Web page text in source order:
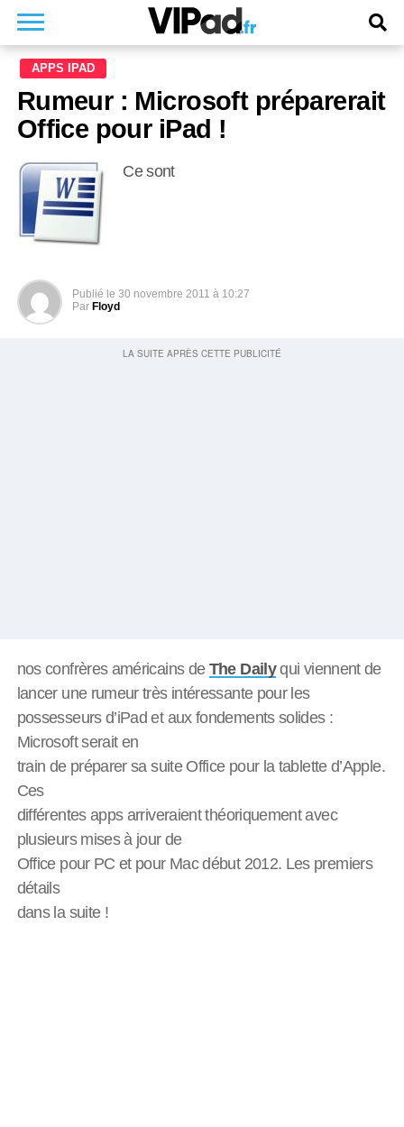
APPS IPAD
Rumeur : Microsoft préparerait
Office pour iPad !
Ce sont
Publié le 30 novembre 2011 à 10:27
Par Floyd
nos confrères américains de The Dailyqui viennent de
lancer une rumeur très intéressante pour les
possesseurs d’iPad et aux fondements solides :
Microsoft serait en
train de préparer sa suite Office pour la tablette d’Apple.
Ces
différentes apps arriveraient théoriquement avec
plusieurs mises à jour de
Office pour PC et pour Mac début 2012. Les premiers
détails
dans la suite !